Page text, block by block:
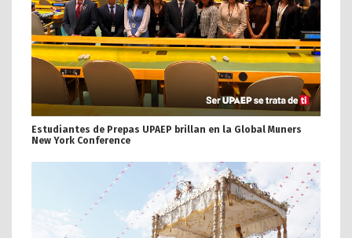
Estudiantes de Prepas UPAEP brillan en la Global Muners
New York Conference